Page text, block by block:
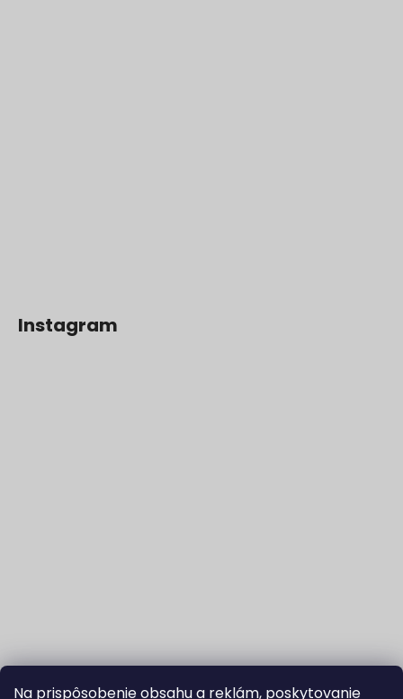
Na prispôsobenie obsahu a reklám, poskytovanie
Instagram